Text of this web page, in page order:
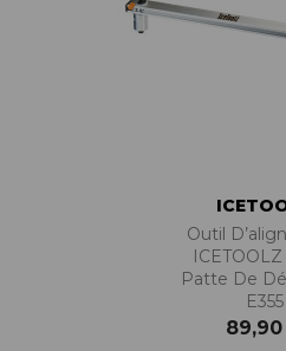
Outil
Patte De
E355